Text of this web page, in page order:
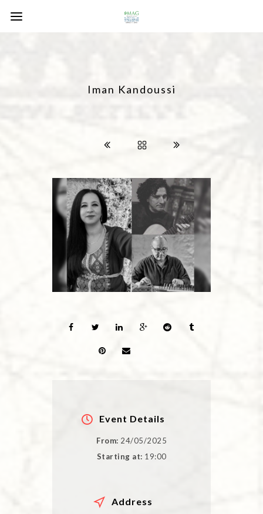
Iman Kandoussi
Event Details
From: 24/05/2025
Starting at: 19:00
Address